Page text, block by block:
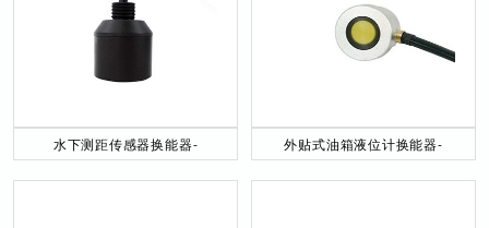
水下测距传感器换能器-
外贴式油箱液位计换能器-